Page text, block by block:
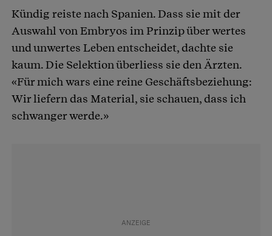
Kündig reiste nach Spanien. Dass sie mit der
Auswahl von Embryos im Prinzip über wertes
und unwertes Leben entscheidet, dachte sie
kaum. Die Selektion überliess sie den Ärzten.
«Für mich wars eine reine Geschäftsbeziehung:
Wir liefern das Material, sie schauen, dass ich
schwanger werde.»